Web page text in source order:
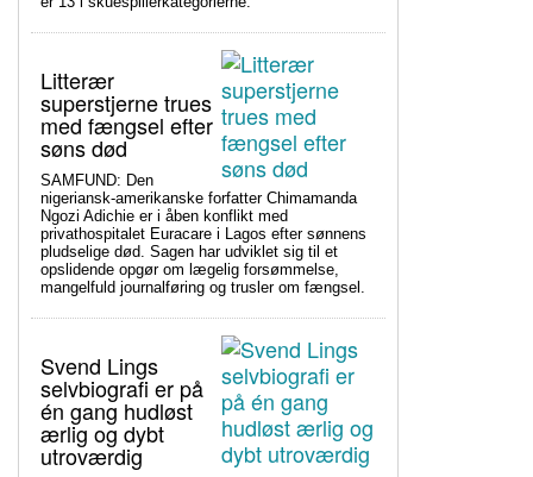
Litterær
superstjerne trues
med fængsel efter
søns død
SAMFUND: Den
nigeriansk-amerikanske forfatter Chimamanda
Ngozi Adichie er i åben konflikt med
privathospitalet Euracare i Lagos efter sønnens
pludselige død. Sagen har udviklet sig til et
opslidende opgør om lægelig forsømmelse,
mangelfuld journalføring og trusler om fængsel.
Svend Lings
selvbiografi er på
én gang hudløst
ærlig og dybt
utroværdig